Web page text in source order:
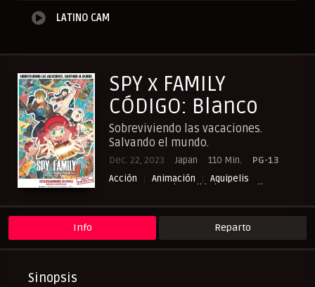
LATINO CAM
SPY x FAMILY
CÓDIGO: Blanco
Sobreviviendo las vacaciones.
Salvando el mundo.
Dec. 22, 2023 Japan 110 Min.
PG-13
Acción
Animación
Aquipelis
Cinecalidad
Comedia
Paraveronline
Peliculas Español Latino
Peliculasflix
Pelismart
RepelisHD.TV
UltraPelisHD
Verpeliculasultra
Info Reparto
Sinopsis